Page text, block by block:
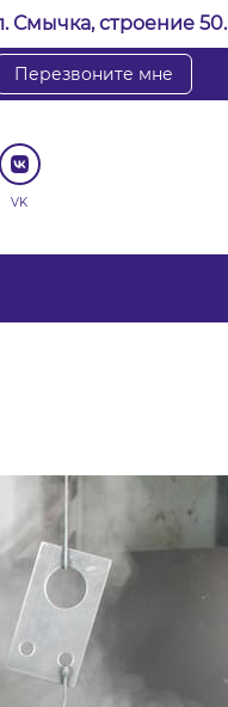
Смычка, строение 50.
Перезвоните мне
VK